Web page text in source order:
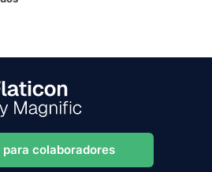
colaboradores